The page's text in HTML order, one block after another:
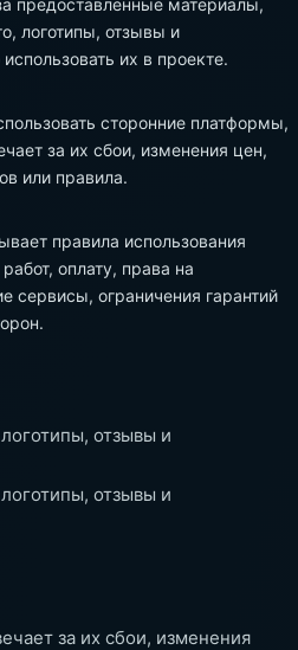
предоставленные материалы,
логотипы, отзывы и
их в проекте.
сторонние платформы,
за их сбои, изменения цен,
или правила.
правила использования
оплату, права на
сервисы, ограничения гарантий
отзывы и
отзывы и
за их сбои, изменения